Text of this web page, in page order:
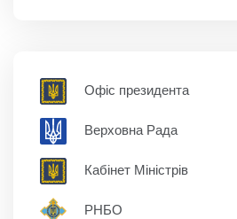
Офіс президента
Верховна Рада
Кабінет Міністрів
РНБО